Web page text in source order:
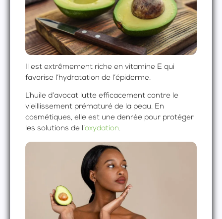
Il est extrêmement riche en vitamine E qui
favorise l’hydratation de l’épiderme.
L’huile d’avocat lutte efficacement contre le
vieillissement prématuré de la peau. En
cosmétiques, elle est une denrée pour protéger
les solutions de l’oxydation.